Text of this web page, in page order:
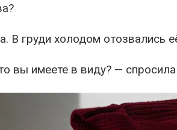
В груди холодом отозвались
вы имеете в виду? —